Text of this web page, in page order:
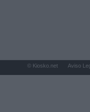
© Kiosko.net Aviso